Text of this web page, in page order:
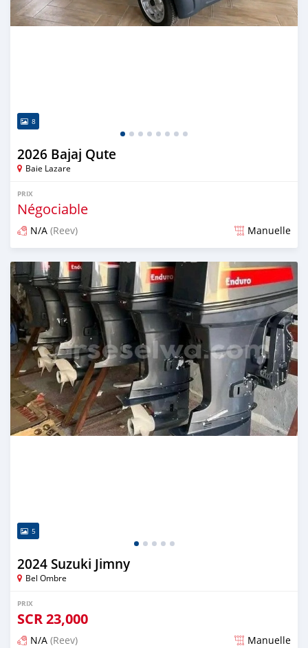
8
2026 Bajaj Qute
Baie Lazare
PRIX
Négociable
N/A (Reev) Manuelle
Publié il y a 2 mois
5
2024 Suzuki Jimny
Bel Ombre
PRIX
SCR23,000
N/A (Reev) Manuelle